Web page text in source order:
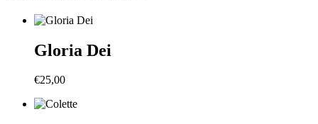
Gloria Dei
€25,00